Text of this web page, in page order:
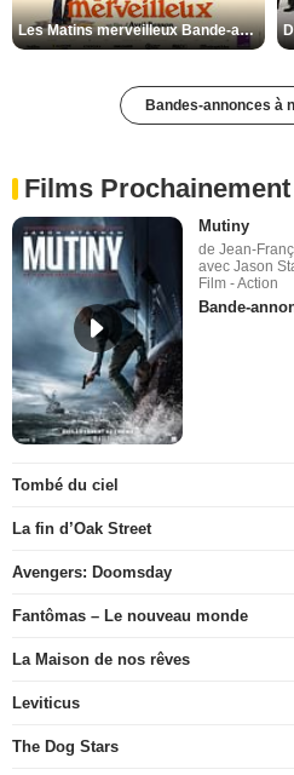
Les Matins merveilleux Bande-annonce VF
Bandes-annonces à
Films
Mutiny
de Jean-
avec Jason
Film - Action
Bande-
Tombé du ciel
La fin d’Oak Street
Avengers: Doomsday
Fantômas – Le nouveau monde
La Maison de nos rêves
Leviticus
The Dog Stars